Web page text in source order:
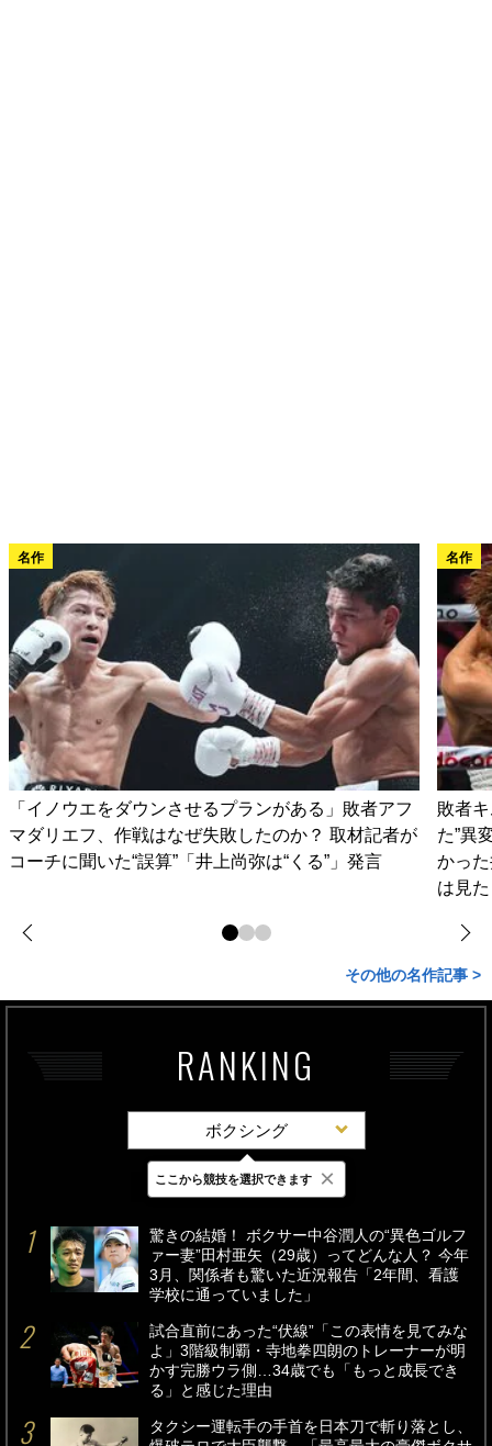
名作
「イノウエをダウンさせるプランがある」敗者アフ
マダリエフ、作戦はなぜ失敗したのか？ 取材記者が
コーチに聞いた“誤算”「井上尚弥は“くる”」発言
名作
敗者
た”異
かっ
は見た
その他の名作記事 >
RANKING
ボクシング
最新 24時間 週間
驚きの結婚！ ボクサー中谷潤人の“異色ゴルフ
ァー妻”田村亜矢（29歳）ってどんな人？ 今年
3月、関係者も驚いた近況報告「2年間、看護
学校に通っていました」
試合直前にあった“伏線”「この表情を見てみな
よ」3階級制覇・寺地拳四朗のトレーナーが明
かす完勝ウラ側…34歳でも「もっと成長でき
る」と感じた理由
タクシー運転手の手首を日本刀で斬り落とし、
ここから競技を選択できます ×